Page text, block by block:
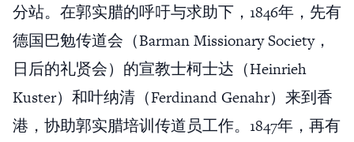
分站。在郭实腊的呼吁与求助下，1846年，先有
德国巴勉传道会（Barman Missionary Society，
日后的礼贤会）的宣教士柯士达（Heinrieh
Kuster）和叶纳清（Ferdinand Genahr）来到香
港，协助郭实腊培训传道员工作。1847年，再有